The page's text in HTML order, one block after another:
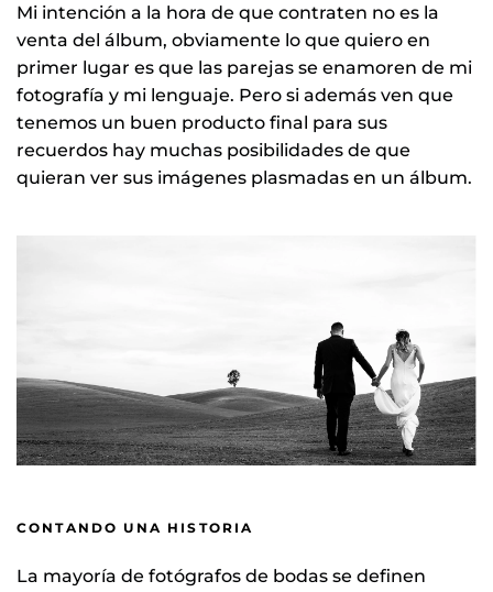
Mi intención a la hora de que contraten no es la
venta del álbum, obviamente lo que quiero en
primer lugar es que las parejas se enamoren de mi
fotografía y mi lenguaje. Pero si además ven que
tenemos un buen producto final para sus
recuerdos hay muchas posibilidades de que
quieran ver sus imágenes plasmadas en un álbum.
CONTANDO UNA HISTORIA
La mayoría de fotógrafos de bodas se definen